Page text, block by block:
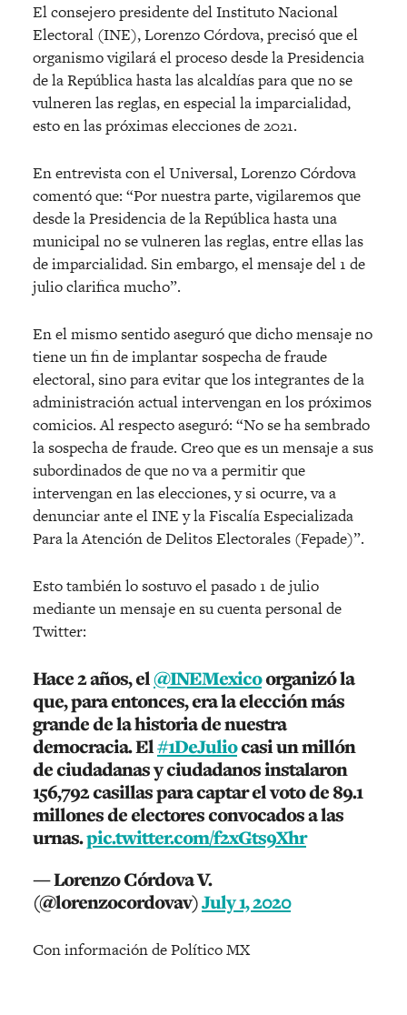
El consejero presidente del Instituto Nacional
Electoral (INE), Lorenzo Córdova, precisó que el
organismo vigilará el proceso desde la Presidencia
de la República hasta las alcaldías para que no se
vulneren las reglas, en especial la imparcialidad,
esto en las próximas elecciones de 2021.
En entrevista con el Universal, Lorenzo Córdova
comentó que: “Por nuestra parte, vigilaremos que
desde la Presidencia de la República hasta una
municipal no se vulneren las reglas, entre ellas las
de imparcialidad. Sin embargo, el mensaje del 1 de
julio clarifica mucho”.
En el mismo sentido aseguró que dicho mensaje no
tiene un fin de implantar sospecha de fraude
electoral, sino para evitar que los integrantes de la
administración actual intervengan en los próximos
comicios. Al respecto aseguró: “No se ha sembrado
la sospecha de fraude. Creo que es un mensaje a sus
subordinados de que no va a permitir que
intervengan en las elecciones, y si ocurre, va a
denunciar ante el INE y la Fiscalía Especializada
Para la Atención de Delitos Electorales (Fepade)”.
Esto también lo sostuvo el pasado 1 de julio
mediante un mensaje en su cuenta personal de
Twitter:
Hace 2 años, el@INEMexicoorganizó la
que, para entonces, era la elección más
grande de la historia de nuestra
democracia. El#1DeJuliocasi un millón
de ciudadanas y ciudadanos instalaron
156,792 casillas para captar el voto de 89.1
millones de electores convocados a las
urnas.pic.twitter.com/f2xGts9Xhr
— Lorenzo Córdova V.
(@lorenzocordovav)July 1, 2020
Con información de Político MX